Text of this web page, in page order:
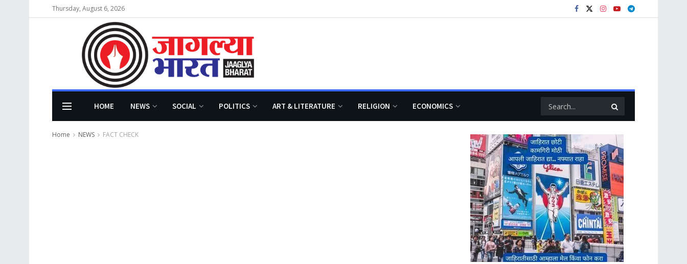
Thursday, August 6, 2026
HOME NEWS SOCIAL POLITICS ART & LITERATURE RELIGION ECONOMICS
Home NEWS FACT CHECK